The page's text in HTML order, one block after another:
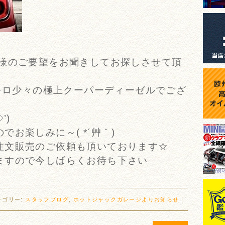
のご要望をお聞きしてお探しさせて頂
少々の極上クーパーディーゼルでござ
ゞ
お楽しみに～( *´艸｀)
文販売のご依頼も頂いております☆
ので今しばらくお待ち下さい
ゴリー: スタッフブログ ホットジャックガレージよりお知らせ ｜